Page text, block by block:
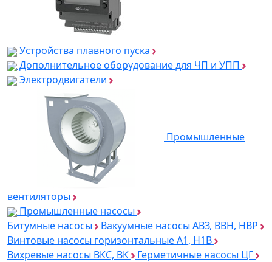
Устройства плавного пуска
Дополнительное оборудование для ЧП и УПП
Электродвигатели
Промышленные
вентиляторы
Промышленные насосы
Битумные насосы
Вакуумные насосы АВЗ, ВВН, НВР
Винтовые насосы горизонтальные А1, Н1В
Вихревые насосы ВКС, ВК
Герметичные насосы ЦГ